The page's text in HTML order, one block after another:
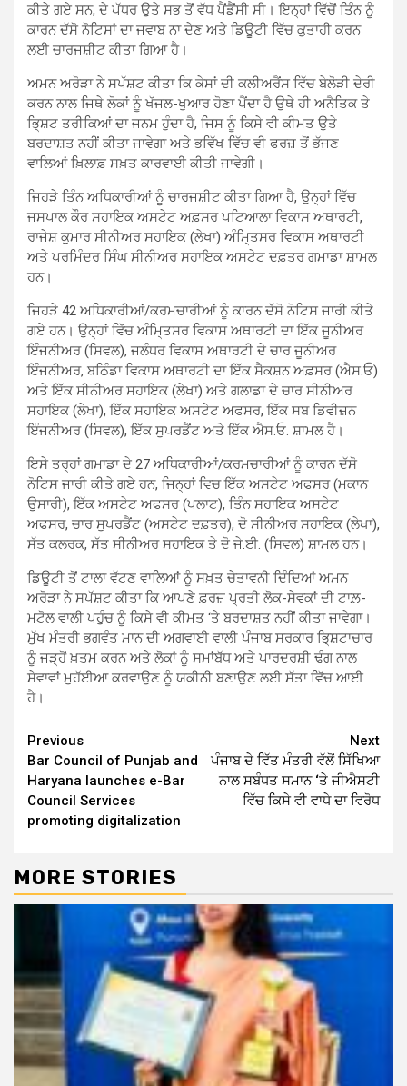
ਕੀਤੇ ਗਏ ਸਨ, ਦੇ ਪੱਧਰ ਉਤੇ ਸਭ ਤੋਂ ਵੱਧ ਪੈਂਡੈਂਸੀ ਸੀ। ਇਨ੍ਹਾਂ ਵਿੱਚੋਂ ਤਿੰਨ ਨੂੰ
ਕਾਰਨ ਦੱਸੋ ਨੋਟਿਸਾਂ ਦਾ ਜਵਾਬ ਨਾ ਦੇਣ ਅਤੇ ਡਿਊਟੀ ਵਿੱਚ ਕੁਤਾਹੀ ਕਰਨ
ਲਈ ਚਾਰਜਸ਼ੀਟ ਕੀਤਾ ਗਿਆ ਹੈ।
ਅਮਨ ਅਰੋੜਾ ਨੇ ਸਪੱਸ਼ਟ ਕੀਤਾ ਕਿ ਕੇਸਾਂ ਦੀ ਕਲੀਅਰੈਂਸ ਵਿੱਚ ਬੇਲੋੜੀ ਦੇਰੀ
ਕਰਨ ਨਾਲ ਜਿਥੇ ਲੋਕਾਂ ਨੂੰ ਖੱਜਲ-ਖੁਆਰ ਹੋਣਾ ਪੈਂਦਾ ਹੈ ਉਥੇ ਹੀ ਅਨੈਤਿਕ ਤੇ
ਭਿ੍ਸ਼ਟ ਤਰੀਕਿਆਂ ਦਾ ਜਨਮ ਹੁੰਦਾ ਹੈ, ਜਿਸ ਨੂੰ ਕਿਸੇ ਵੀ ਕੀਮਤ ਉਤੇ
ਬਰਦਾਸ਼ਤ ਨਹੀਂ ਕੀਤਾ ਜਾਵੇਗਾ ਅਤੇ ਭਵਿੱਖ ਵਿੱਚ ਵੀ ਫਰਜ਼ ਤੋਂ ਭੱਜਣ
ਵਾਲਿਆਂ ਖ਼ਿਲਾਫ਼ ਸਖ਼ਤ ਕਾਰਵਾਈ ਕੀਤੀ ਜਾਵੇਗੀ।
ਜਿਹੜੇ ਤਿੰਨ ਅਧਿਕਾਰੀਆਂ ਨੂੰ ਚਾਰਜਸ਼ੀਟ ਕੀਤਾ ਗਿਆ ਹੈ, ਉਨ੍ਹਾਂ ਵਿੱਚ
ਜਸਪਾਲ ਕੌਰ ਸਹਾਇਕ ਅਸਟੇਟ ਅਫ਼ਸਰ ਪਟਿਆਲਾ ਵਿਕਾਸ ਅਥਾਰਟੀ,
ਰਾਜੇਸ਼ ਕੁਮਾਰ ਸੀਨੀਅਰ ਸਹਾਇਕ (ਲੇਖਾ) ਅੰਮਿ੍ਤਸਰ ਵਿਕਾਸ ਅਥਾਰਟੀ
ਅਤੇ ਪਰਮਿੰਦਰ ਸਿੰਘ ਸੀਨੀਅਰ ਸਹਾਇਕ ਅਸਟੇਟ ਦਫ਼ਤਰ ਗਮਾਡਾ ਸ਼ਾਮਲ
ਹਨ।
ਜਿਹੜੇ 42 ਅਧਿਕਾਰੀਆਂ/ਕਰਮਚਾਰੀਆਂ ਨੂੰ ਕਾਰਨ ਦੱਸੋ ਨੋਟਿਸ ਜਾਰੀ ਕੀਤੇ
ਗਏ ਹਨ। ਉਨ੍ਹਾਂ ਵਿੱਚ ਅੰਮਿ੍ਤਸਰ ਵਿਕਾਸ ਅਥਾਰਟੀ ਦਾ ਇੱਕ ਜੂਨੀਅਰ
ਇੰਜਨੀਅਰ (ਸਿਵਲ), ਜਲੰਧਰ ਵਿਕਾਸ ਅਥਾਰਟੀ ਦੇ ਚਾਰ ਜੂਨੀਅਰ
ਇੰਜਨੀਅਰ, ਬਠਿੰਡਾ ਵਿਕਾਸ ਅਥਾਰਟੀ ਦਾ ਇੱਕ ਸੈਕਸ਼ਨ ਅਫ਼ਸਰ (ਐਸ.ਓ)
ਅਤੇ ਇੱਕ ਸੀਨੀਅਰ ਸਹਾਇਕ (ਲੇਖਾ) ਅਤੇ ਗਲਾਡਾ ਦੇ ਚਾਰ ਸੀਨੀਅਰ
ਸਹਾਇਕ (ਲੇਖਾ), ਇੱਕ ਸਹਾਇਕ ਅਸਟੇਟ ਅਫਸਰ, ਇੱਕ ਸਬ ਡਿਵੀਜ਼ਨ
ਇੰਜਨੀਅਰ (ਸਿਵਲ), ਇੱਕ ਸੁਪਰਡੈਂਟ ਅਤੇ ਇੱਕ ਐਸ.ਓ. ਸ਼ਾਮਲ ਹੈ।
ਇਸੇ ਤਰ੍ਹਾਂ ਗਮਾਡਾ ਦੇ 27 ਅਧਿਕਾਰੀਆਂ/ਕਰਮਚਾਰੀਆਂ ਨੂੰ ਕਾਰਨ ਦੱਸੋ
ਨੋਟਿਸ ਜਾਰੀ ਕੀਤੇ ਗਏ ਹਨ, ਜਿਨ੍ਹਾਂ ਵਿਚ ਇੱਕ ਅਸਟੇਟ ਅਫਸਰ (ਮਕਾਨ
ਉਸਾਰੀ), ਇੱਕ ਅਸਟੇਟ ਅਫਸਰ (ਪਲਾਟ), ਤਿੰਨ ਸਹਾਇਕ ਅਸਟੇਟ
ਅਫਸਰ, ਚਾਰ ਸੁਪਰਡੈਂਟ (ਅਸਟੇਟ ਦਫ਼ਤਰ), ਦੋ ਸੀਨੀਅਰ ਸਹਾਇਕ (ਲੇਖਾ),
ਸੱਤ ਕਲਰਕ, ਸੱਤ ਸੀਨੀਅਰ ਸਹਾਇਕ ਤੇ ਦੋ ਜੇ.ਈ. (ਸਿਵਲ) ਸ਼ਾਮਲ ਹਨ।
ਡਿਊਟੀ ਤੋਂ ਟਾਲਾ ਵੱਟਣ ਵਾਲਿਆਂ ਨੂੰ ਸਖ਼ਤ ਚੇਤਾਵਨੀ ਦਿੰਦਿਆਂ ਅਮਨ
ਅਰੋੜਾ ਨੇ ਸਪੱਸ਼ਟ ਕੀਤਾ ਕਿ ਆਪਣੇ ਫ਼ਰਜ਼ ਪ੍ਰਤੀ ਲੋਕ-ਸੇਵਕਾਂ ਦੀ ਟਾਲ਼-
ਮਟੋਲ ਵਾਲੀ ਪਹੁੰਚ ਨੂੰ ਕਿਸੇ ਵੀ ਕੀਮਤ ‘ਤੇ ਬਰਦਾਸ਼ਤ ਨਹੀਂ ਕੀਤਾ ਜਾਵੇਗਾ।
ਮੁੱਖ ਮੰਤਰੀ ਭਗਵੰਤ ਮਾਨ ਦੀ ਅਗਵਾਈ ਵਾਲੀ ਪੰਜਾਬ ਸਰਕਾਰ ਭਿ੍ਸ਼ਟਾਚਾਰ
ਨੂੰ ਜੜ੍ਹੋਂ ਖ਼ਤਮ ਕਰਨ ਅਤੇ ਲੋਕਾਂ ਨੂੰ ਸਮਾਂਬੱਧ ਅਤੇ ਪਾਰਦਰਸ਼ੀ ਢੰਗ ਨਾਲ
ਸੇਵਾਵਾਂ ਮੁਹੱਈਆ ਕਰਵਾਉਣ ਨੂੰ ਯਕੀਨੀ ਬਣਾਉਣ ਲਈ ਸੱਤਾ ਵਿੱਚ ਆਈ
ਹੈ।
Continue
Reading
Previous
Bar Council of Punjab and
Haryana launches e-Bar
Council Services
promoting digitalization
Next
ਪੰਜਾਬ ਦੇ ਵਿੱਤ ਮੰਤਰੀ ਵੱਲੋਂ ਸਿੱਖਿਆ
ਨਾਲ ਸਬੰਧਤ ਸਮਾਨ ‘ਤੇ ਜੀਐਸਟੀ
ਵਿੱਚ ਕਿਸੇ ਵੀ ਵਾਧੇ ਦਾ ਵਿਰੋਧ
MORE STORIES